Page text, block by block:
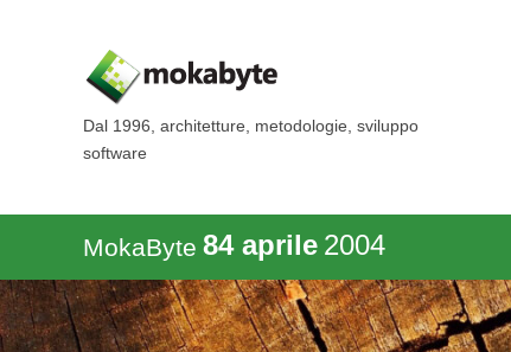
Dal 1996, architetture, metodologie, sviluppo
software
MokaByte 84 aprile 2004